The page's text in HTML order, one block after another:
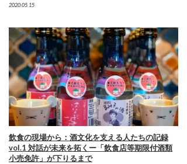
2020.05.15
飲食の現場から：酒文化を支える人たちの記録
vol.1 対話が未来を拓くー「飲食店等期限付酒類
小売免許」が下りるまで